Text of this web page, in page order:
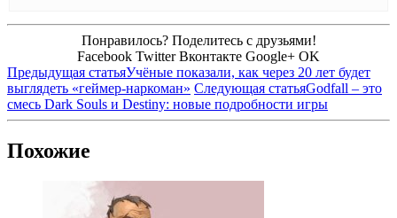
Понравилось? Поделитесь с друзьями!
Facebook Twitter Вконтакте Google+ OK
Предыдущая статьяУчёные показали, как через 20 лет будет
выглядеть «геймер-наркоман» Следующая статьяGodfall – это
смесь Dark Souls и Destiny: новые подробности игры
Похожие